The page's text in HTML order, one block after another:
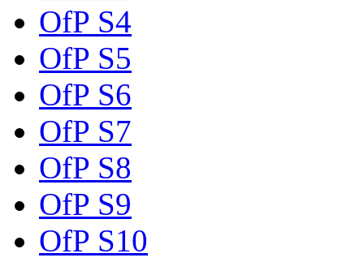
OfP S4
OfP S5
OfP S6
OfP S7
OfP S8
OfP S9
OfP S10